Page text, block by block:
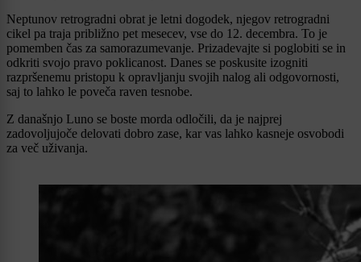
Neptunov retrogradni obrat je letni dogodek, njegov retrogradni
cikel pa traja približno pet mesecev, vse do 12. decembra. To je
pomemben čas za samorazumevanje. Prizadevajte si poglobiti se in
odkriti svojo pravo poklicanost. Danes se poskusite izogniti
razpršenemu pristopu k opravljanju svojih nalog ali odgovornosti,
saj to lahko le poveča raven tesnobe.
Z današnjo Luno se boste morda odločili, da je najprej
zadovoljujoče delovati dobro zase, kar vas lahko kasneje osvobodi
za več uživanja.